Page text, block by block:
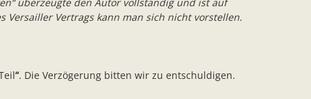
Vertrags kann man sich nicht vorstellen.
“. Die Verzögerung bitten wir zu entschuldigen.